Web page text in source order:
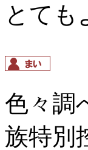
とても
色々調
族特別